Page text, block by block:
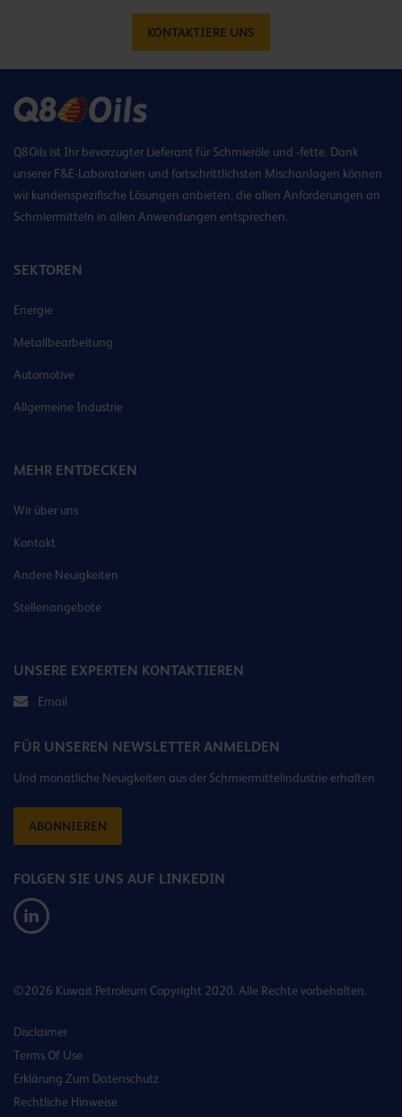
KONTAKTIERE UNS
Q8Oils ist Ihr bevorzugter Lieferant für Schmieröle und -fette. Dank
unserer F&E-Laboratorien und fortschrittlichsten Mischanlagen können
wir kundenspezifische Lösungen anbieten, die allen Anforderungen an
Schmiermitteln in allen Anwendungen entsprechen.
SEKTOREN
Energie
Metallbearbeitung
Automotive
Allgemeine Industrie
MEHR ENTDECKEN
Wir über uns
Kontakt
Andere Neuigkeiten
Stellenangebote
UNSERE EXPERTEN KONTAKTIEREN
Email
FÜR UNSEREN NEWSLETTER ANMELDEN
Und monatliche Neuigkeiten aus der Schmiermittelindustrie erhalten
ABONNIEREN
FOLGEN SIE UNS AUF LINKEDIN
©2026 Kuwait Petroleum Copyright 2020. Alle Rechte vorbehalten.
Disclaimer
Terms Of Use
Erklärung Zum Datenschutz
Rechtliche Hinweise